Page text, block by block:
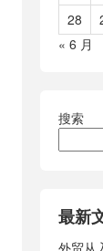
28
« 6 月
搜索
最新
外贸从